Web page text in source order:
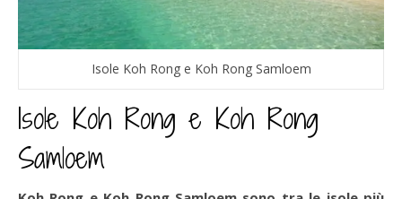
Isole Koh Rong e Koh Rong Samloem
Isole Koh Rong e Koh Rong
Samloem